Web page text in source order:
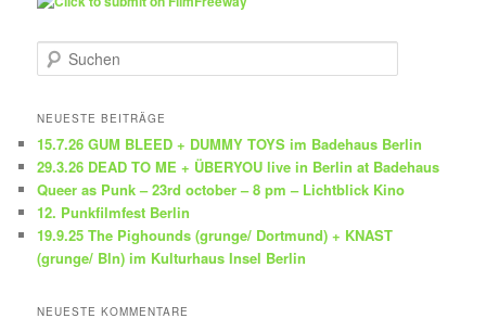
u
h
n
NEUESTE BEITRÄGE
15.7.26 GUM BLEED + DUMMY TOYS im Badehaus Berlin
29.3.26 DEAD TO ME + ÜBERYOU live in Berlin at Badehaus
Queer as Punk – 23rd october – 8 pm – Lichtblick Kino
12. Punkfilmfest Berlin
19.9.25 The Pighounds (grunge/ Dortmund) + KNAST
(grunge/ Bln) im Kulturhaus Insel Berlin
NEUESTE KOMMENTARE